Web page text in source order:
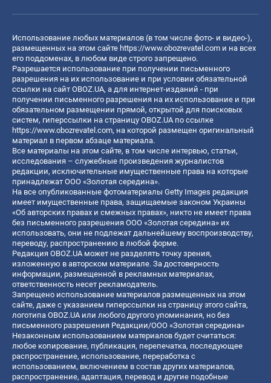
Использование любых материалов (в том числе фото- и видео-),
размещенных на этом сайте https://www.obozrevatel.com и на всех
его поддоменах, в любом виде строго запрещено.
Разрешается использование при получении письменного
разрешения на их использование и при условии обязательной
ссылки на сайт OBOZ.UA, а для интернет-изданий - при
получении письменного разрешения на их использование и при
обязательном размещении прямой, открытой для поисковых
систем, гиперссылки на страницу OBOZ.UA по ссылке
https://www.obozrevatel.com, на которой размещен оригинальный
материал в первом абзаце материала.
Все материалы на этом сайте, в том числе интервью, статьи,
исследования – служебные произведения журналистов
редакции, исключительные имущественные права на которые
принадлежат ООО «Золотая середина».
На все опубликованные фотоматериалы Getty Images редакция
имеет имущественные права, защищаемые законом Украины
«Об авторских правах и смежных правах», никто не имеет права
без письменного разрешения ООО «Золотая середина» их
использовать, они не подлежат дальнейшему воспроизводству,
переводу, распространению в любой форме.
Редакция OBOZ.UA может не разделять точку зрения,
изложенную в авторском материале. За достоверность
информации, размещенной в рекламных материалах,
ответственность несет рекламодатель.
Запрещено использование материалов размещенных на этом
сайте, даже с указанием гиперссылки на страницу этого сайта,
логотипа OBOZ.UA или любого другого упоминания, но без
письменного разрешения Редакции/ООО «Золотая середина»
Незаконным использованием материалов будет считаться:
любое копирование, публикация, перепечатка, последующее
распространение, использование, переработка с
использованием, включением в состав других материалов,
распространение, адаптация, перевод и другие подобные